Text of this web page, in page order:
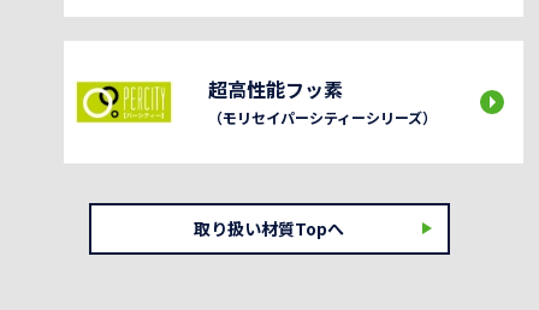
超高性能フッ素
（モリセイパーシティーシリーズ）
取り扱い材質Topへ